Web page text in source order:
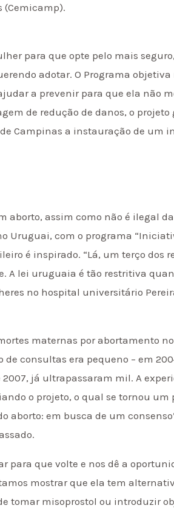
(Cemicamp).
para que opte pelo mais
adotar. O Programa
a prevenir para que ela não
de redução de danos, o
Campinas a instauração de um
assim como não é ilegal
Uruguai, com o programa
é inspirado. “Lá, um terço dos
A lei uruguaia é tão restritiva
no hospital universitário
maternas por abortamento
de consultas era pequeno – em
já ultrapassaram mil. A
o projeto, o qual se tornou um
aborto: em busca de um
para que volte e nos dê a
mostrar que ela tem
tomar misoprostol ou introduzir